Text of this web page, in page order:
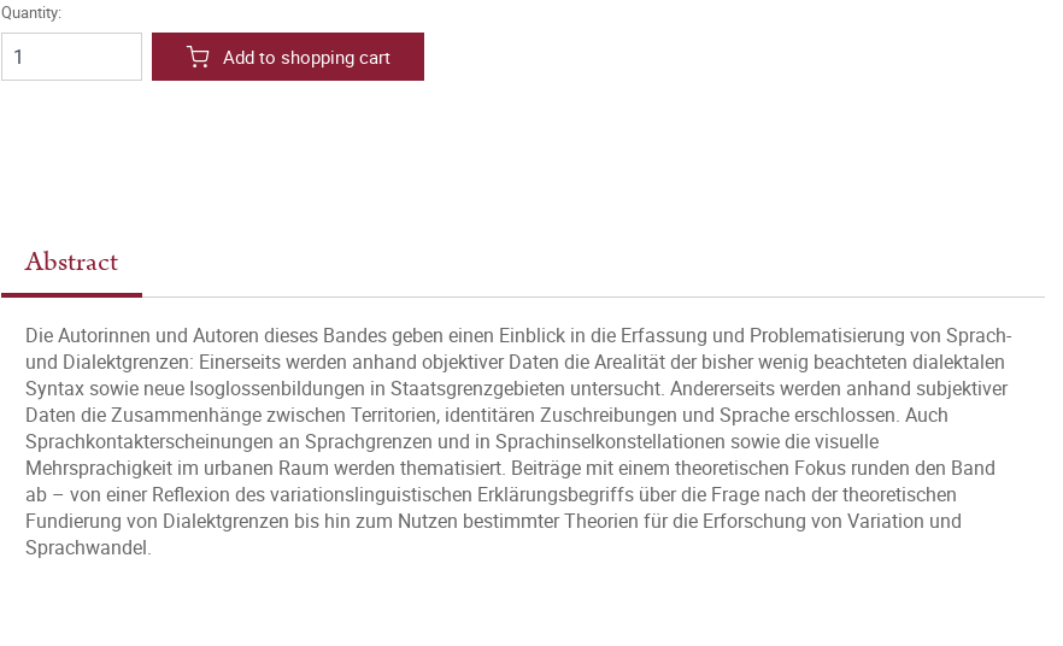
Quantity:
Add to shopping cart
Abstract
Die Autorinnen und Autoren dieses Bandes geben einen Einblick in die Erfassung und Problematisierung von Sprach-
und Dialektgrenzen: Einerseits werden anhand objektiver Daten die Arealität der bisher wenig beachteten dialektalen
Syntax sowie neue Isoglossenbildungen in Staatsgrenzgebieten untersucht. Andererseits werden anhand subjektiver
Daten die Zusammenhänge zwischen Territorien, identitären Zuschreibungen und Sprache erschlossen. Auch
Sprachkontakterscheinungen an Sprachgrenzen und in Sprachinselkonstellationen sowie die visuelle
Mehrsprachigkeit im urbanen Raum werden thematisiert. Beiträge mit einem theoretischen Fokus runden den Band
ab – von einer Reflexion des variationslinguistischen Erklärungsbegriffs über die Frage nach der theoretischen
Fundierung von Dialektgrenzen bis hin zum Nutzen bestimmter Theorien für die Erforschung von Variation und
Sprachwandel.